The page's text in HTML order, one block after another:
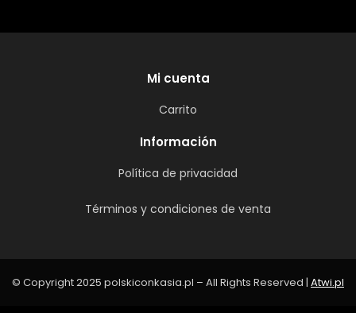
Mi cuenta
Carrito
Información
Política de privacidad
Términos y condiciones de venta
© Copyright 2025 polskiconkasia.pl – All Rights Reserved | Atwi.pl